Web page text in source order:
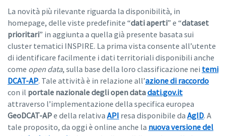
La novità più rilevante riguarda la disponibilità, in
homepage, delle viste predefinite “dati aperti” e “dataset
prioritari” in aggiunta a quella già presente basata sui
cluster tematici INSPIRE. La prima vista consente all’utente
di identificare facilmente i dati territoriali disponibili anche
come open data, sulla base della loro classificazione nei temi
DCAT-AP. Tale attività è in relazione all’azione di raccordo
con il portale nazionale degli open datadati.gov.it
attraverso l’implementazione della specifica europea
GeoDCAT-APe della relativa API resa disponibile da AgID. A
tale proposito, da oggi è online anche la nuova versione del